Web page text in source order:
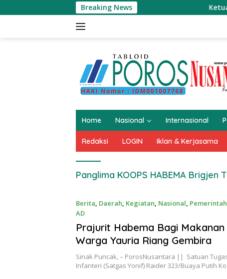
ke
Breaking News Ketua
Home Nasional Internasional
Redaksi LOGIN Iklan & Kerjasama
Panglima KOOPS HABEMA Brigjen
Berita, Daerah, Kegiatan, Nasional,
AD
Jul 2, 2024
Prajurit Habema Bagi Makanan
Warga Yauria Riang Gembira
Sinak Puncak, – PorosNusantara || Satuan
Infanteri (Satgas Yonif) Raider 323/Buaya Putih